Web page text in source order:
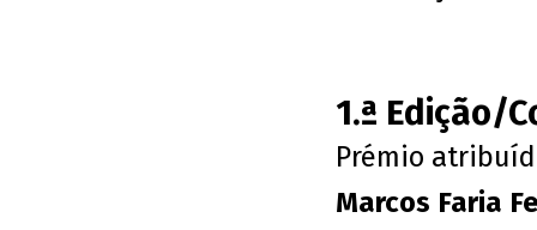
1.ª Edição/
Prémio
Marcos Faria